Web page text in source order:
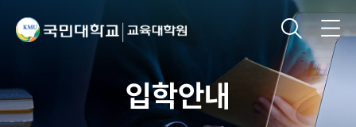
입학안내